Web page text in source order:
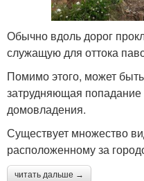
Обычно вдоль дорог
служащую для оттока
Помимо этого, может
затрудняющая
домовладения.
Существует множество
расположенному за
читать дальше →